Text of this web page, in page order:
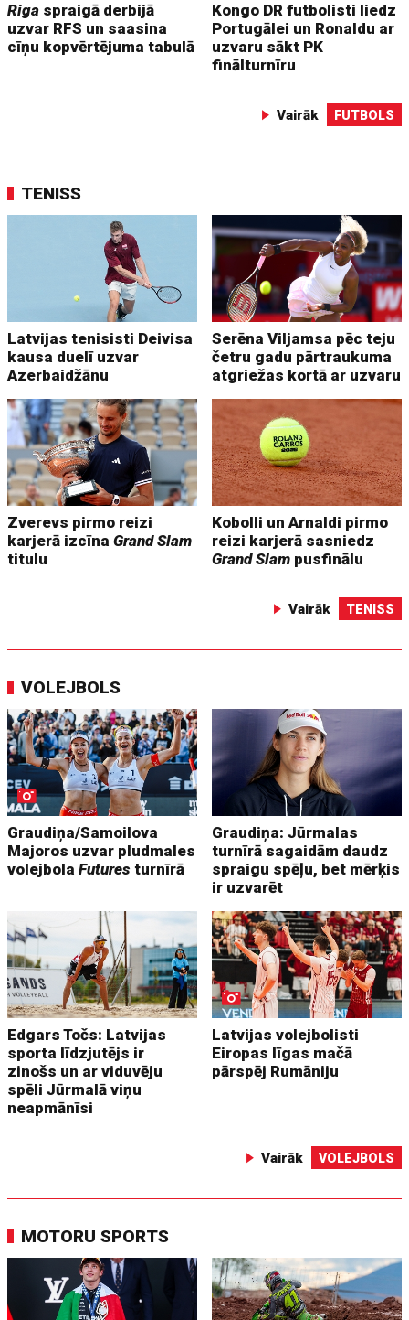
Riga spraigā derbijā
uzvar RFS un saasina
cīņu kopvērtējuma tabulā
Kongo DR futbolisti liedz
Portugālei un Ronaldu ar
uzvaru sākt PK
finālturnīru
Vairāk FUTBOLS
TENISS
Latvijas tenisisti Deivisa
kausa duelī uzvar
Azerbaidžānu
Serēna Viljamsa pēc teju
četru gadu pārtraukuma
atgriežas kortā ar uzvaru
Zverevs pirmo reizi
karjerā izcīnaGrand Slam
titulu
Kobolli un Arnaldi pirmo
reizi karjerā sasniedz
Grand Slam pusfinālu
Vairāk TENISS
VOLEJBOLS
Graudiņa/Samoilova
Majoros uzvar pludmales
volejbolaFutures turnīrā
Graudiņa: Jūrmalas
turnīrā sagaidām daudz
spraigu spēļu, bet mērķis
ir uzvarēt
Edgars Točs: Latvijas
sporta līdzjutējs ir
zinošs un ar viduvēju
spēli Jūrmalā viņu
neapmānīsi
Latvijas volejbolisti
Eiropas līgas mačā
pārspēj Rumāniju
Vairāk VOLEJBOLS
MOTORU SPORTS